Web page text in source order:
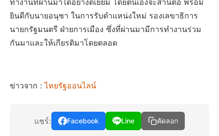
ทำงานที่ผ่านมาได้อย่างดีเยี่ยม โดยตนเองจะสานต่อ พร้อม
ยินดีกับนายอนุชา ในการรับตำแหน่งใหม่ รองเลขาธิการ
นายกรัฐมนตรี ฝ่ายการเมือง ซึ่งที่ผ่านมามีการทำงานร่วม
กันมาและให้เกียรติมาโดยตลอด
ข่าวจาก :ไทยรัฐออนไลน์
แชร์: Facebook Line คัดลอก